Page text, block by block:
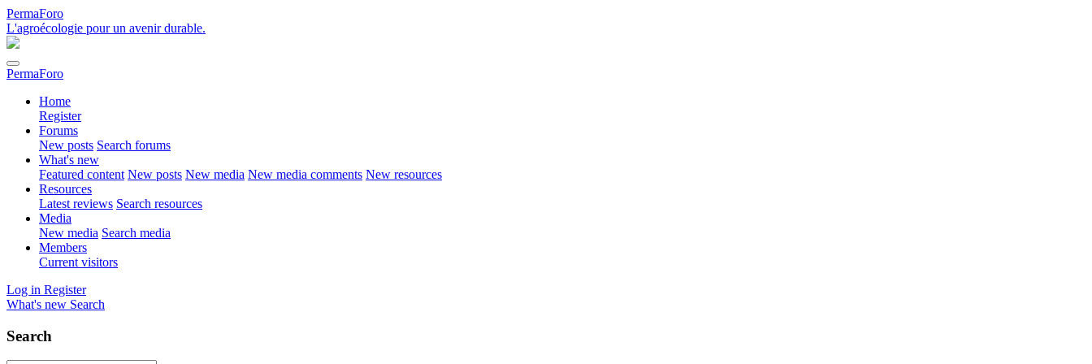
PermaForo
L'agroécologie pour un avenir durable.
PermaForo
Home
Register
Forums
New posts Search forums
What's new
Featured content New posts New media New media comments New resources
Resources
Latest reviews Search resources
Media
New media Search media
Members
Current visitors
Log in Register
What's new Search
Search